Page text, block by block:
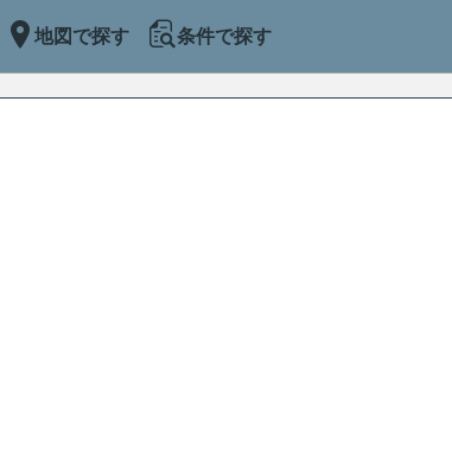
地図で探す 条件で探す